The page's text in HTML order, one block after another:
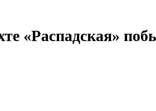
«Распадская»